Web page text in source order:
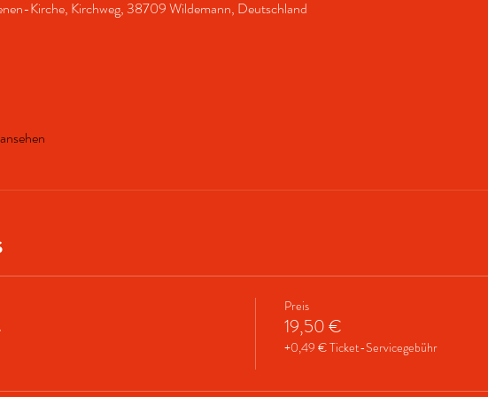
Kirche, Kirchweg, 38709 Wildemann, Deutschland
Preis
19,50 €
+0,49 € Ticket-Servicegebühr